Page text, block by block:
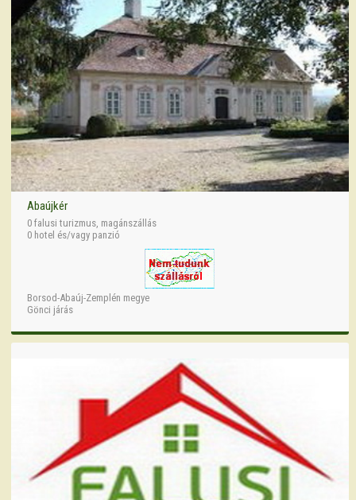
Abaújkér
0 falusi turizmus, magánszállás
0 hotel és/vagy panzió
Borsod-Abaúj-Zemplén megye
Gönci járás